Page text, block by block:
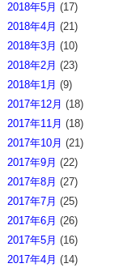
2018年5月 (17)
2018年4月 (21)
2018年3月 (10)
2018年2月 (23)
2018年1月 (9)
2017年12月 (18)
2017年11月 (18)
2017年10月 (21)
2017年9月 (22)
2017年8月 (27)
2017年7月 (25)
2017年6月 (26)
2017年5月 (16)
2017年4月 (14)